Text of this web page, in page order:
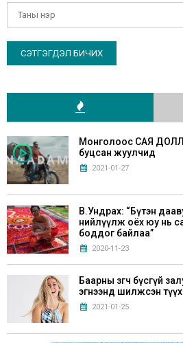
Монголоос САЯ
буцсан жуулчид
2021-01-27
В.Ундрах: “Бүтэн
нийлүүлж оёх юу нь
боддог байлаа”
2020-11-23
Баарны зөөгч бүсгүй
эгнээнд шилжсэн түүх
2021-01-25